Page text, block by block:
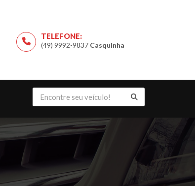
TELEFONE:
(49) 9992-9837 Casquinha